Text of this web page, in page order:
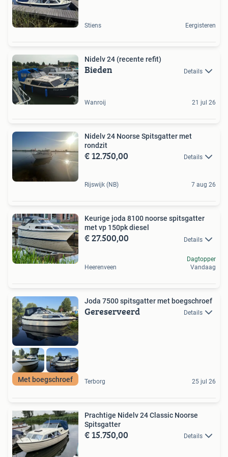
Stiens Eergisteren
Nidelv 24 (recente refit)
Bieden Details
Wanroij 21 jul 26
Nidelv 24 Noorse Spitsgatter met
rondzit
€ 12.750,00 Details
Rijswijk (NB) 7 aug 26
Keurige joda 8100 noorse spitsgatter
met vp 150pk diesel
€ 27.500,00 Details
Heerenveen
Dagtopper
Vandaag
Met boegschroef
Joda 7500 spitsgatter met boegschroef
Gereserveerd Details
Terborg 25 jul 26
Prachtige Nidelv 24 Classic Noorse
Spitsgatter
€ 15.750,00 Details